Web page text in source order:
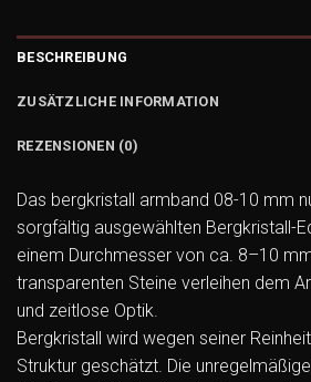
BESCHREIBUNG
ZUSÄTZLICHE INFORMATION
REZENSIONEN (0)
Das bergkristall armband 08-10 mm
sorgfältig ausgewählten Bergkristall-
einem Durchmesser von ca. 8–10
transparenten Steine verleihen dem
und zeitlose Optik.
Bergkristall wird wegen seiner
Struktur geschätzt. Die